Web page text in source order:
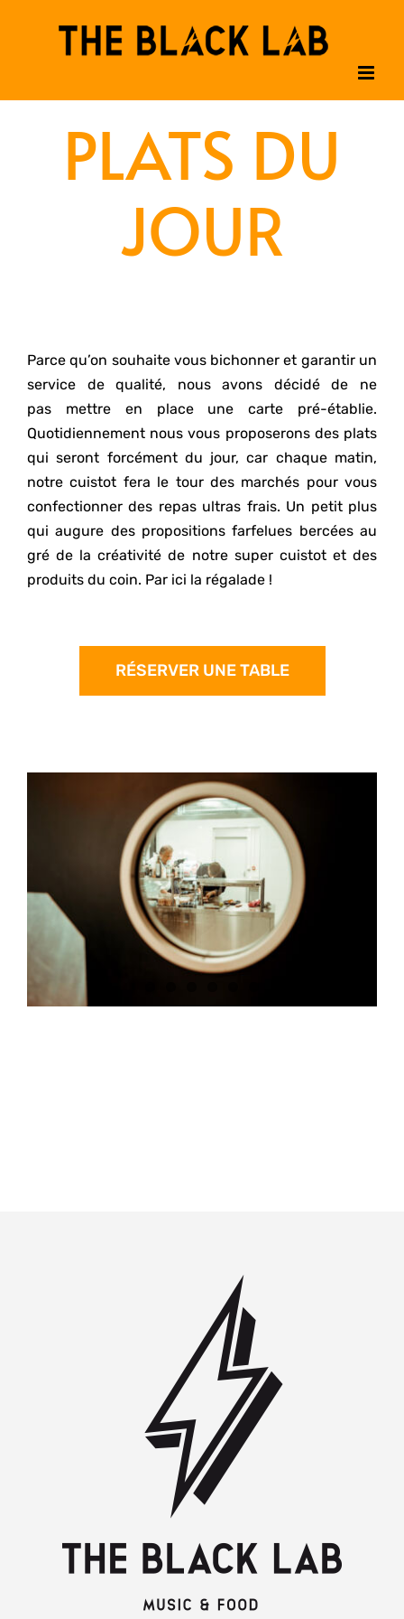
PLATS DU
JOUR
Parce qu’on souhaite vous bichonner et garantir un
service de qualité, nous avons décidé de ne
pas mettre en place une carte pré-établie.
Quotidiennement nous vous proposerons des plats
qui seront forcément du jour, car chaque matin,
notre cuistot fera le tour des marchés pour vous
confectionner des repas ultras frais. Un petit plus
qui augure des propositions farfelues bercées au
gré de la créativité de notre super cuistot et des
produits du coin. Par ici la régalade !
RÉSERVER UNE TABLE